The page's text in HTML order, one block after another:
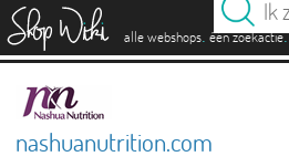
alle webshops. één zoekactie.
nashuanutrition.com